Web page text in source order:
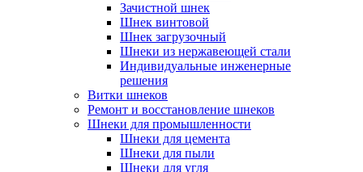
Зачистной шнек
Шнек винтовой
Шнек загрузочный
Шнеки из нержавеющей стали
Индивидуальные инженерные
решения
Витки шнеков
Ремонт и восстановление шнеков
Шнеки для промышленности
Шнеки для цемента
Шнеки для пыли
Шнеки для угля